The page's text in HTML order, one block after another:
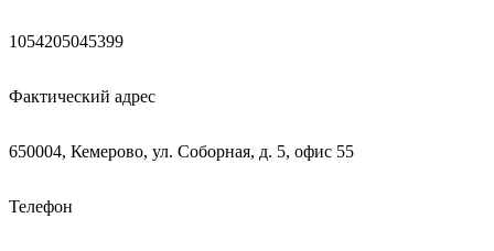
1054205045399
Фактический адрес
650004, Кемерово, ул. Соборная, д. 5, офис 55
Телефон